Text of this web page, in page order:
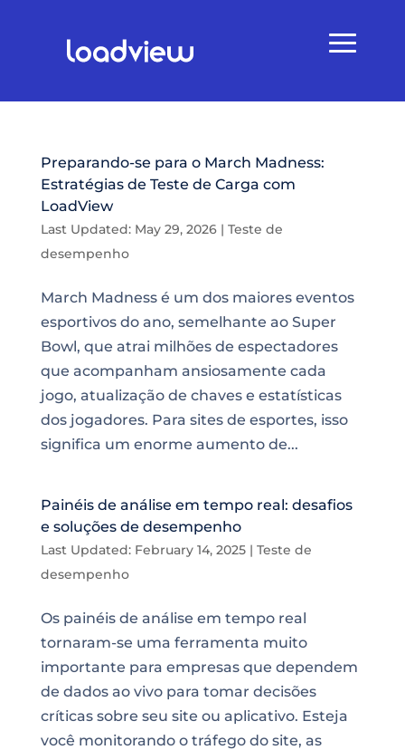
Preparando-se para o March Madness:
Estratégias de Teste de Carga com
LoadView
Last Updated: May 29, 2026| Teste de
desempenho
March Madness é um dos maiores eventos
esportivos do ano, semelhante ao Super
Bowl, que atrai milhões de espectadores
que acompanham ansiosamente cada
jogo, atualização de chaves e estatísticas
dos jogadores. Para sites de esportes, isso
significa um enorme aumento de...
Painéis de análise em tempo real: desafios
e soluções de desempenho
Last Updated: February 14, 2025| Teste de
desempenho
Os painéis de análise em tempo real
tornaram-se uma ferramenta muito
importante para empresas que dependem
de dados ao vivo para tomar decisões
críticas sobre seu site ou aplicativo. Esteja
você monitorando o tráfego do site, as